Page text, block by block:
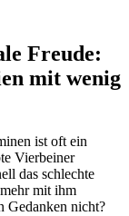
Freude:
mit wenig
ist oft ein
Vierbeiner
das schlechte
mit ihm
Gedanken nicht?